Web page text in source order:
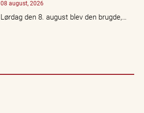
08 august, 2026
Lørdag den 8. august blev den brugde,…